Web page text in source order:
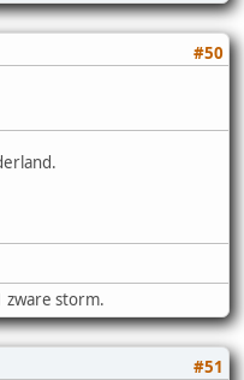
#50
zware storm.
#51